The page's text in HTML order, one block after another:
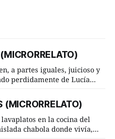
a partes iguales, juicioso y
perdidamente de Lucía
mantenían absoluta
por parte de ella.
(MICRORRELATO)
en la cocina del
chabola donde vivía,